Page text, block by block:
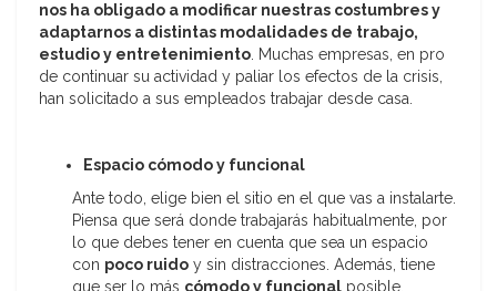
nos ha obligado a modificar nuestras costumbres y
adaptarnos a distintas modalidades de trabajo,
estudio y entretenimiento. Muchas empresas, en pro
de continuar su actividad y paliar los efectos de la crisis,
han solicitado a sus empleados trabajar desde casa.
Espacio cómodo y funcional
Ante todo, elige bien el sitio en el que vas a instalarte.
Piensa que será donde trabajarás habitualmente, por
lo que debes tener en cuenta que sea un espacio
con poco ruido y sin distracciones. Además, tiene
que ser lo más cómodo y funcional posible.